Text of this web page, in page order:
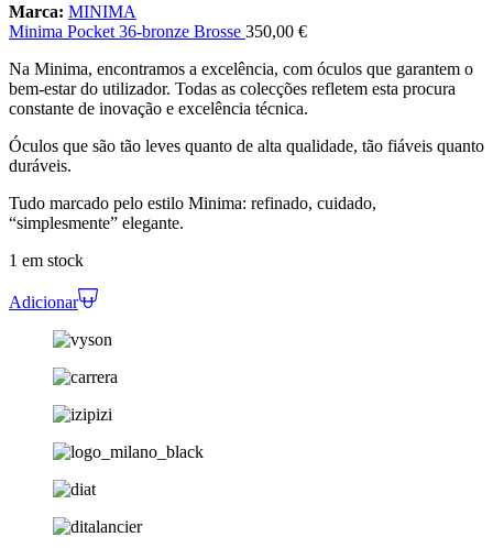
Marca: MINIMA
Minima Pocket 36-bronze Brosse 350,00 €
Na Minima, encontramos a excelência, com óculos que garantem o
bem-estar do utilizador. Todas as colecções refletem esta procura
constante de inovação e excelência técnica.
Óculos que são tão leves quanto de alta qualidade, tão fiáveis quanto
duráveis.
Tudo marcado pelo estilo Minima: refinado, cuidado,
“simplesmente” elegante.
1 em stock
Adicionar